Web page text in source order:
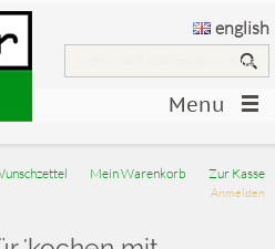
english
Menu
Mein Warenkorb Zur Kasse
Anmelden